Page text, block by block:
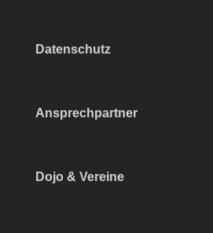
Datenschutz
Ansprechpartner
Dojo & Vereine